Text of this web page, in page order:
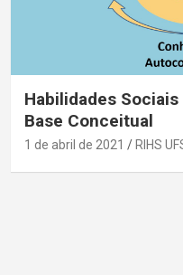
Habilidades
Base Conceitual
1 de abril de 2021 RIHS